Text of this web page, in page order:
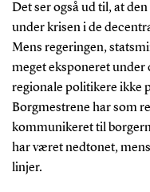
Det ser også ud til, at
under krisen i de
Mens regeringen,
meget eksponeret under
regionale politikere ikke
Borgmestrene har som
kommunikeret til
har været nedtonet,
linjer.